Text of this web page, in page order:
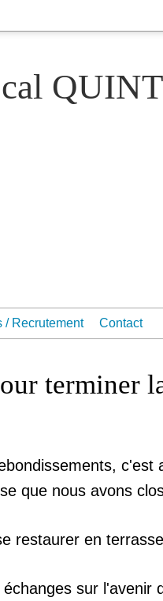
/ Recrutement Contact
terminer
c'est
que nous avons
restaurer en
sur